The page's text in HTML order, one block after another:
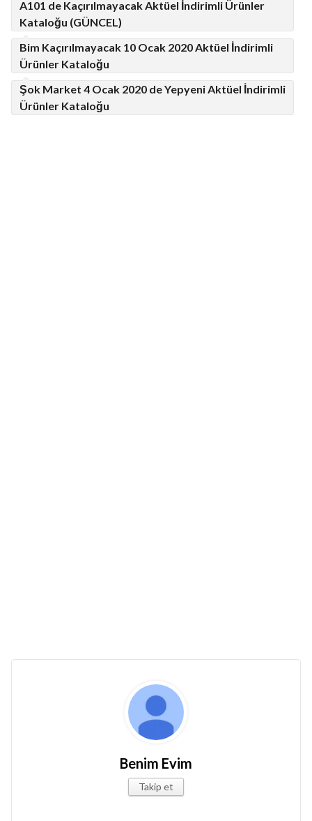
A101 de Kaçırılmayacak Aktüel İndirimli Ürünler
Kataloğu (GÜNCEL)
Bim Kaçırılmayacak 10 Ocak 2020 Aktüel İndirimli
Ürünler Kataloğu
Şok Market 4 Ocak 2020 de Yepyeni Aktüel İndirimli
Ürünler Kataloğu
Benim Evim
Takip et